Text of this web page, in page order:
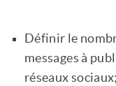
Définir le
messages à
réseaux sociaux;